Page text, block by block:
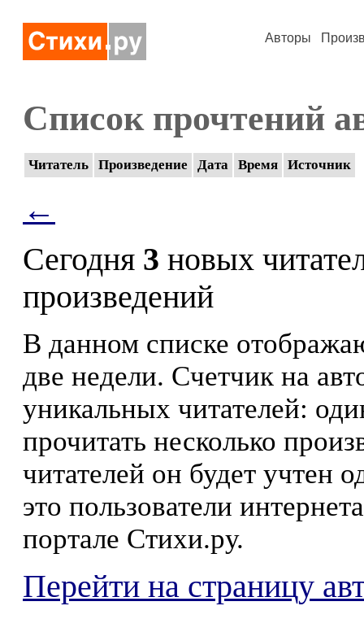
Авторы
Список прочтений
Читатель Произведение Дата Время Источник
←
Сегодня 3 новых
произведений
В данном списке
две недели. Счетчик на
уникальных читателей:
прочитать несколько
читателей он будет учтен
это пользователи
портале Стихи.ру.
Перейти на страницу